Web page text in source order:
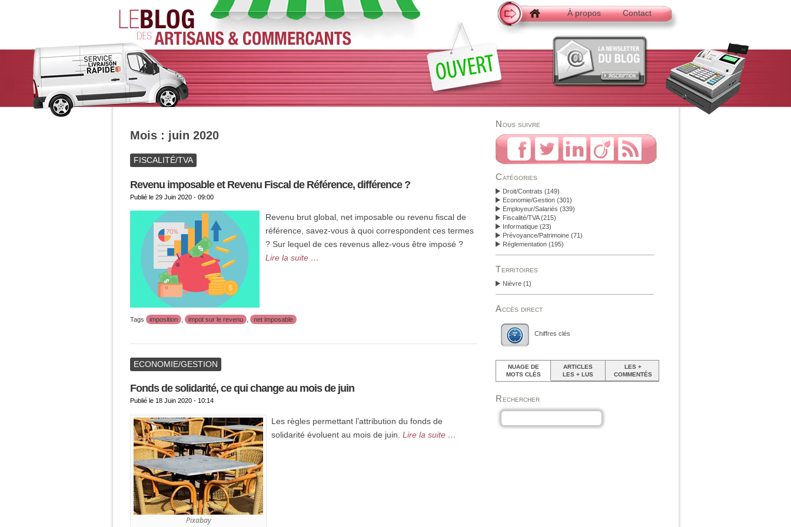
À propos Contact
Nous suivre
Catégories
Droit/Contrats (149)
Economie/Gestion (301)
Employeur/Salariés (339)
Fiscalité/TVA(215)
Informatique (23)
Prévoyance/Patrimoine (71)
Réglementation (195)
Territoires
Nièvre (1)
Accès direct
Chiffres clés
NUAGE DE
MOTS CLÉS
ARTICLES
LES + LUS
LES +
COMMENTÉS
Rechercher
Mois : juin 2020
FISCALITÉ/TVA
Revenu imposable et Revenu Fiscal de Référence, différence ?
Publié le 29 Juin 2020 - 09:00
Revenu brut global, net imposable ou revenu fiscal de
référence, savez-vous à quoi correspondent ces termes
? Sur lequel de ces revenus allez-vous être imposé ?
Lire la suite …
Tags imposition impot sur le revenu net imposable
ECONOMIE/GESTION
Fonds de solidarité, ce qui change au mois de juin
Publié le 18 Juin 2020 - 10:14
Pixabay
Les règles permettant l’attribution du fonds de
solidarité évoluent au mois de juin. Lire la suite …